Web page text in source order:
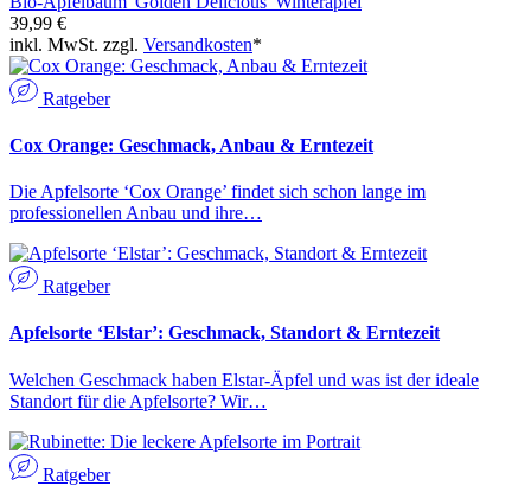
39,99 €
inkl. MwSt. zzgl. Versandkosten*
Ratgeber
Cox Orange: Geschmack, Anbau & Erntezeit
Die Apfelsorte ‘Cox Orange’ findet sich schon lange im
professionellen Anbau und ihre…
Ratgeber
Apfelsorte ‘Elstar’: Geschmack, Standort & Erntezeit
Welchen Geschmack haben Elstar-Äpfel und was ist der ideale
Standort für die Apfelsorte? Wir…
Ratgeber